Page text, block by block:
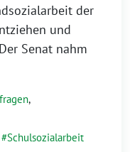
der
und
Senat nahm
,
Schulsozialarbeit